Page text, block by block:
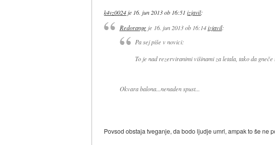
k4vz0024je 16. jun 2013 ob 16:51 izjavil:
Redorange je 16. jun 2013 ob 16:14 izjavil:
Pa sej piše v novici:
To je nad rezerviranimi višinami za letala, tako da gneče
Okvara balona...nenaden spust...
Povsod obstaja tveganje, da bodo ljudje umrl, ampak to še ne